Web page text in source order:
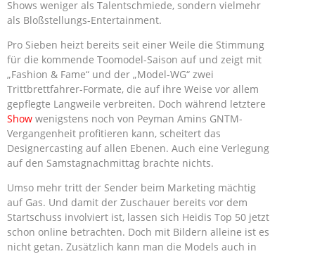
Shows weniger als Talentschmiede, sondern vielmehr
als Bloßstellungs-Entertainment.
Pro Sieben heizt bereits seit einer Weile die Stimmung
für die kommende Toomodel-Saison auf und zeigt mit
„Fashion & Fame“ und der „Model-WG“ zwei
Trittbrettfahrer-Formate, die auf ihre Weise vor allem
gepflegte Langweile verbreiten. Doch während letztere
Show wenigstens noch von Peyman Amins GNTM-
Vergangenheit profitieren kann, scheitert das
Designercasting auf allen Ebenen. Auch eine Verlegung
auf den Samstagnachmittag brachte nichts.
Umso mehr tritt der Sender beim Marketing mächtig
auf Gas. Und damit der Zuschauer bereits vor dem
Startschuss involviert ist, lassen sich Heidis Top 50 jetzt
schon online betrachten. Doch mit Bildern alleine ist es
nicht getan. Zusätzlich kann man die Models auch in